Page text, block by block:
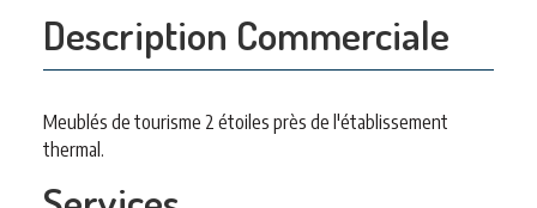
Description Commerciale
Meublés de tourisme 2 étoiles près de l'établissement
thermal.